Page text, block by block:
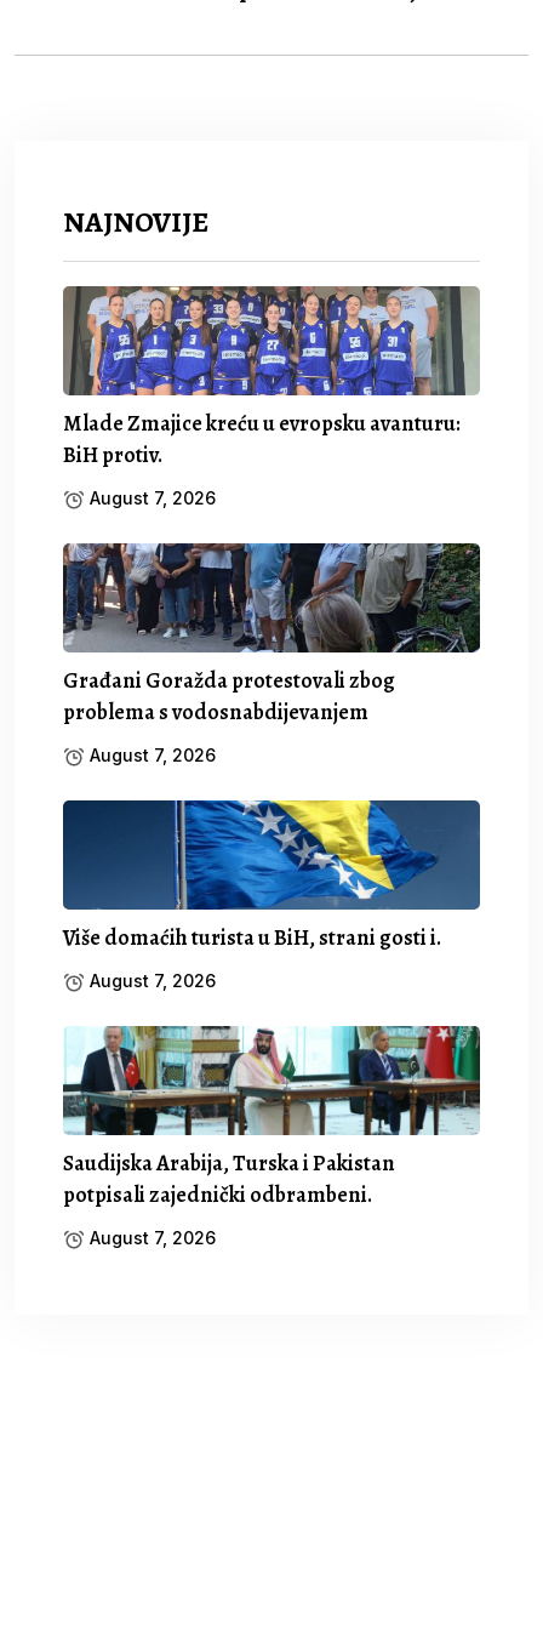
NAJNOVIJE
Mlade Zmajice kreću u evropsku avanturu:
BiH protiv.
August 7, 2026
Građani Goražda protestovali zbog
problema s vodosnabdijevanjem
August 7, 2026
Više domaćih turista u BiH, strani gosti i.
August 7, 2026
Saudijska Arabija, Turska i Pakistan
potpisali zajednički odbrambeni.
August 7, 2026